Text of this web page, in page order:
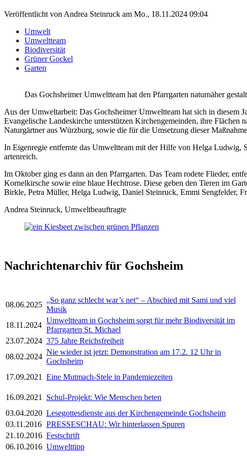
Veröffentlicht von Andrea Steinruck am Mo., 18.11.2024 09:04
Umwelt
Umweltteam
Biodiversität
Grüner Gockel
Garten
Das Gochsheimer Umweltteam hat den Pfarrgarten naturnäher
Aus der Umweltarbeit: Das Gochsheimer Umweltteam hat sich in diesem
Evangelische Landeskirche unterstützen Kirchengemeinden, ihre
Naturgärtner aus Würzburg, sowie die für die Umsetzung dieser
In Eigenregie entfernte das Umweltteam mit der Hilfe von Helga Ludwig,
artenreich.
Im Oktober ging es dann an den Pfarrgarten. Das Team rodete Flieder,
Kornelkirsche sowie eine blaue Hechtrose. Diese geben den Tieren im
Birkle, Petra Müller, Helga Ludwig, Daniel Steinruck, Emmi Sengfelder,
Andrea Steinruck, Umweltbeauftragte
Nachrichtenarchiv für Gochsheim
08.06.2025
„So ganz schlecht war’s net“ – Abschied mit Sami und viel
Musik
18.11.2024
Umweltteam in Gochsheim sorgt für mehr Biodiversität im
Pfarrgarten St. Michael
23.07.2024 375 Jahre Reichsfreiheit
08.02.2024
Nie wieder ist jetzt: Demonstration am 17.2. 12 Uhr in
Gochsheim
17.09.2021
Eine Mutmach-Stele in Pandemiezeiten
16.09.2021
Schul-Projekt: Wie Menschen beten
03.04.2020 Lesegottesdienste aus der Kirchengemeinde Gochsheim
03.11.2016 PRESSESCHAU: Wir hinterlassen Spuren
21.10.2016 Festschrift
06.10.2016 Umwelttipp